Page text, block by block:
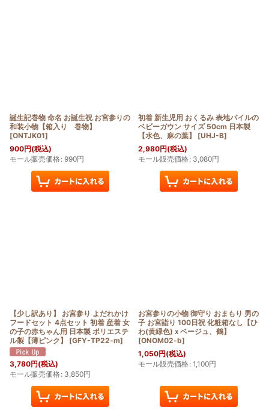
誕生記巻物 命名 お誕生祝 お宮参りの
和装小物【箱入り 巻物】
[ONTJK01]
900円(税込)
モール販売価格: 990円
初着 新生児用 おくるみ 表地パイルの
ベビーガウン サイズ 50cm 日本製
【水色、麻の葉】
[UHJ-B]
2,980円(税込)
モール販売価格: 3,080円
【少し訳あり】 お宮参り よだれかけ
フードセット 4点セット 初着 産着 女
の子の赤ちゃん用 日本製 ポリエステ
ル製【薄ピンク】
[GFY-TP22-m]
3,780円(税込)
モール販売価格: 3,850円
お宮参りの小物 御守り おまもり 男の
子 お宮詣り 100日祝 化粧箱なし【ひ
わ(黄緑色)ｘベージュ、鶴】
[ONOM02-b]
1,050円(税込)
モール販売価格: 1,100円